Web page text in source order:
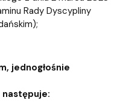
Rady Dyscypliny
jednogłośnie
następuje: